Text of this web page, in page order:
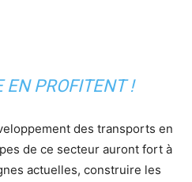
EN PROFITENT !
des transports en
de ce secteur auront fort à
actuelles, construire les